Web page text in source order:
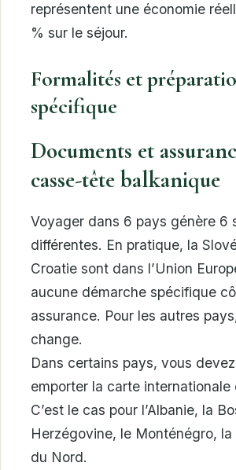
représentent une économie
% sur le séjour.
Formalités et
spécifique
Documents et
casse-tête balkanique
Voyager dans 6 pays génère 6
différentes. En pratique, la
Croatie sont dans l’Union
aucune démarche spécifique
assurance. Pour les autres
change.
Dans certains pays, vous
emporter la carte internationale
C’est le cas pour l’Albanie, la
Herzégovine, le Monténégro,
du Nord.